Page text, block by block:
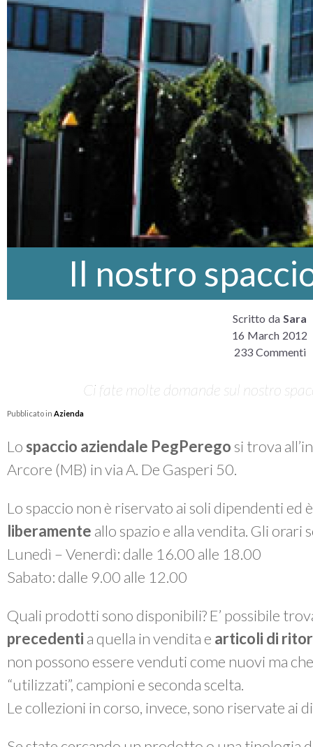
Il nostro
Scritto da Sara
16 March 2012
233 Commenti
Ci fate molte domande sul nostro
Pubblicato in Azienda
Lo spaccio aziendale PegPerego si trova
Arcore (MB) in via A. De Gasperi 50.
Lo spaccio non è riservato ai soli dipendenti ed
liberamente allo spazio e alla vendita. Gli orari
Lunedì – Venerdì: dalle 16.00 alle 18.00
Sabato: dalle 9.00 alle 12.00
Quali prodotti sono disponibili? E’ possibile
precedenti a quella in vendita e articoli di
non possono essere venduti come nuovi ma
“utilizzati”, campioni e seconda scelta.
Le collezioni in corso, invece, sono riservate ai